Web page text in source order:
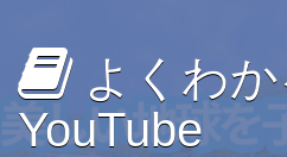
よくわか
YouTube